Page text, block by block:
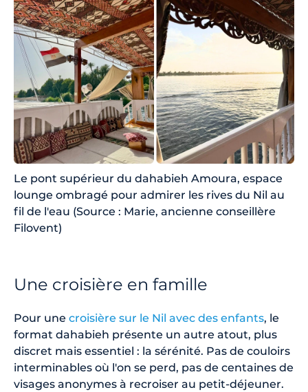
Le pont supérieur du dahabieh Amoura, espace
lounge ombragé pour admirer les rives du Nil au
fil de l'eau (Source : Marie, ancienne conseillère
Filovent)
Une croisière en famille
Pour une croisière sur le Nil avec des enfants, le
format dahabieh présente un autre atout, plus
discret mais essentiel : la sérénité. Pas de couloirs
interminables où l'on se perd, pas de centaines de
visages anonymes à recroiser au petit-déjeuner.